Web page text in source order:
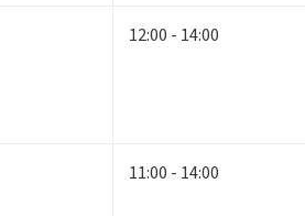
12:00 - 14:00
11:00 - 14:00